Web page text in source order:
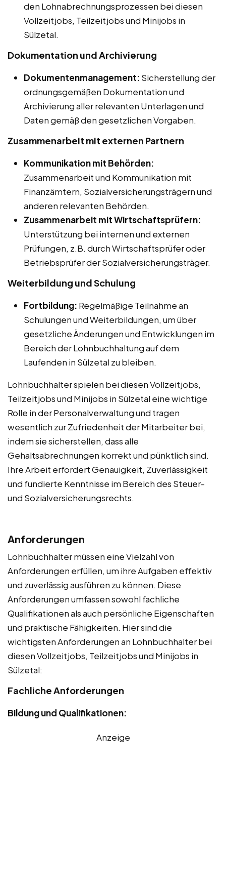
den Lohnabrechnungsprozessen bei diesen
Vollzeitjobs, Teilzeitjobs und Minijobs in
Sülzetal.
Dokumentation und Archivierung
Dokumentenmanagement: Sicherstellung der
ordnungsgemäßen Dokumentation und
Archivierung aller relevanten Unterlagen und
Daten gemäß den gesetzlichen Vorgaben.
Zusammenarbeit mit externen Partnern
Kommunikation mit Behörden:
Zusammenarbeit und Kommunikation mit
Finanzämtern, Sozialversicherungsträgern und
anderen relevanten Behörden.
Zusammenarbeit mit Wirtschaftsprüfern:
Unterstützung bei internen und externen
Prüfungen, z.B. durch Wirtschaftsprüfer oder
Betriebsprüfer der Sozialversicherungsträger.
Weiterbildung und Schulung
Fortbildung: Regelmäßige Teilnahme an
Schulungen und Weiterbildungen, um über
gesetzliche Änderungen und Entwicklungen im
Bereich der Lohnbuchhaltung auf dem
Laufenden in Sülzetal zu bleiben.
Lohnbuchhalter spielen bei diesen Vollzeitjobs,
Teilzeitjobs und Minijobs in Sülzetal eine wichtige
Rolle in der Personalverwaltung und tragen
wesentlich zur Zufriedenheit der Mitarbeiter bei,
indem sie sicherstellen, dass alle
Gehaltsabrechnungen korrekt und pünktlich sind.
Ihre Arbeit erfordert Genauigkeit, Zuverlässigkeit
und fundierte Kenntnisse im Bereich des Steuer-
und Sozialversicherungsrechts.
Anforderungen
Lohnbuchhalter müssen eine Vielzahl von
Anforderungen erfüllen, um ihre Aufgaben effektiv
und zuverlässig ausführen zu können. Diese
Anforderungen umfassen sowohl fachliche
Qualifikationen als auch persönliche Eigenschaften
und praktische Fähigkeiten. Hier sind die
wichtigsten Anforderungen an Lohnbuchhalter bei
diesen Vollzeitjobs, Teilzeitjobs und Minijobs in
Sülzetal:
Fachliche Anforderungen
Bildung und Qualifikationen:
Anzeige